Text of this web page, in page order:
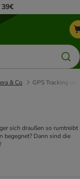
& Co GPS Tracking
sich draußen so rumtreibt
begegnet? Dann sind die